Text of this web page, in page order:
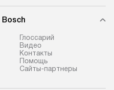
от категории,
Глоссарий
Видео
Контакты
Помощь
Сайты-партнеры